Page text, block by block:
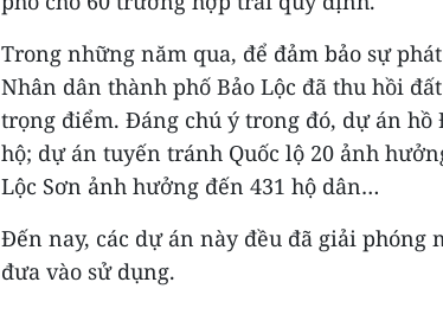
Trong những năm qua, để đảm bảo sự
Nhân dân thành phố Bảo Lộc đã thu hồi
trọng điểm. Đáng chú ý trong đó, dự án hồ
hộ; dự án tuyến tránh Quốc lộ 20 ảnh
Lộc Sơn ảnh hưởng đến 431 hộ dân…
Đến nay, các dự án này đều đã giải phóng
đưa vào sử dụng.